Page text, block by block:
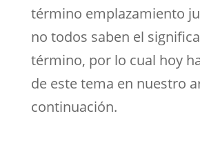
término emplazamiento
no todos saben el
término, por lo cual hoy
de este tema en nuestro
continuación.